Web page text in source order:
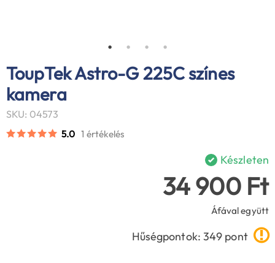
ToupTek Astro-G 225C színes
kamera
SKU: 04573
5.0 1 értékelés
Készleten
34 900 Ft
Áfával együtt
Hűségpontok: 349 pont